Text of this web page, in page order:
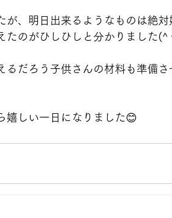
が、明日出来るようなものは絶
たのがひしひしと分かりました(^
るだろう子供さんの材料も準備
嬉しい一日になりました😊